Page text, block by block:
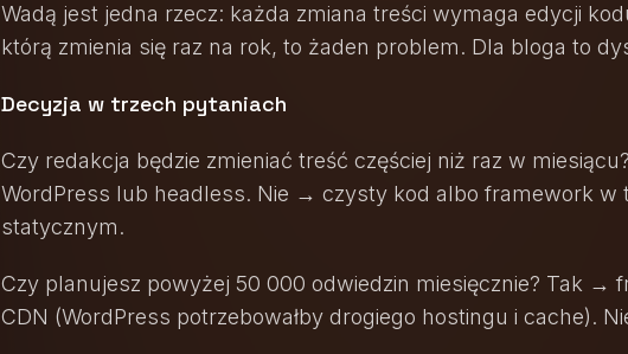
Wadą jest jedna rzecz: każda zmiana treści wymaga edycji
którą zmienia się raz na rok, to żaden problem. Dla bloga to
Decyzja w trzech pytaniach
Czy redakcja będzie zmieniać treść częściej niż raz w
WordPress lub headless. Nie → czysty kod albo framework w
statycznym.
Czy planujesz powyżej 50 000 odwiedzin miesięcznie? Tak →
CDN (WordPress potrzebowałby drogiego hostingu i cache).